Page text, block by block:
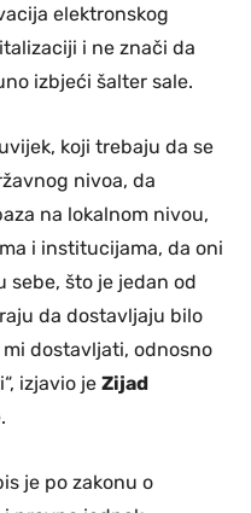
elektronskog
i ne znači da
izbjeći šalter sale.
koji trebaju da se
nivoa, da
na lokalnom nivou,
i institucijama, da oni
sebe, što je jedan od
da dostavljaju bilo
dostavljati, odnosno
izjavio je Zijad
je po zakonu o